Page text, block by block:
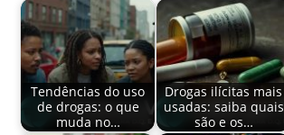
Tendências do uso
de drogas: o que
muda no…
Drogas ilícitas mais
usadas: saiba quais
são e os…